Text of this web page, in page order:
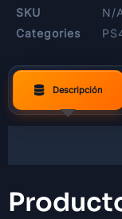
SKU
N/
Categories
Descripción